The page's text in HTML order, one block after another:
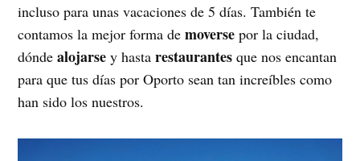
incluso para unas vacaciones de 5 días. También te
contamos la mejor forma demoverse por la ciudad,
dóndealojarse y hastarestaurantes que nos encantan
para que tus días por Oporto sean tan increíbles como
han sido los nuestros.